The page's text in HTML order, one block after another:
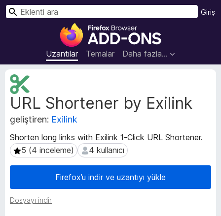
F
r
e
x
B
o
w
s
r
Uzantılar Temalar Daha fazla…
Giriş
A
URL Shortener by Exilink
geliştiren: Exilink
Shorten long links with Exilink 1-Click URL Shortener.
5 (4 inceleme)
5 (4 inceleme) 4 kullanıcı
4 kullanıcı
Firefox’u indir ve uzantıyı yükle
Dosyayı indir
U
z
a
n
t
m
e
r